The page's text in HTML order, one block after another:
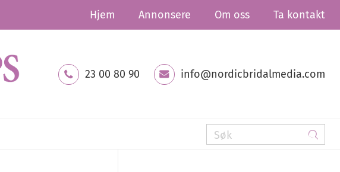
Hjem Annonsere Om oss Ta kontakt
23 00 80 90 info@nordicbridalmedia.com